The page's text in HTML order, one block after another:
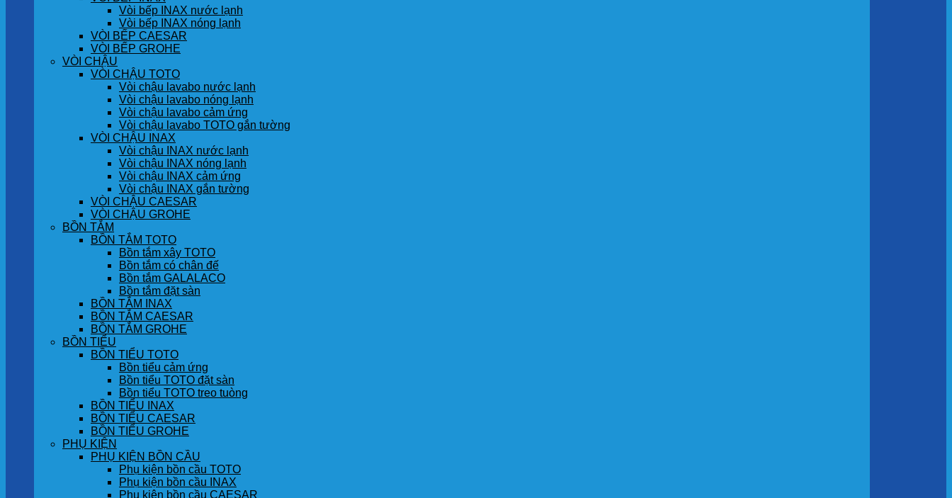
Vòi bếp INAX nước lạnh
Vòi bếp INAX nóng lạnh
VÒI BẾP CAESAR
VÒI BẾP GROHE
VÒI CHẬU
VÒI CHẬU TOTO
Vòi chậu lavabo nước lạnh
Vòi chậu lavabo nóng lạnh
Vòi chậu lavabo cảm ứng
Vòi chậu lavabo TOTO gắn tường
VÒI CHẬU INAX
Vòi chậu INAX nước lạnh
Vòi chậu INAX nóng lạnh
Vòi chậu INAX cảm ứng
Vòi chậu INAX gắn tường
VÒI CHẬU CAESAR
VÒI CHẬU GROHE
BỒN TẮM
BỒN TẮM TOTO
Bồn tắm xây TOTO
Bồn tắm có chân đế
Bồn tắm GALALACO
Bồn tắm đặt sàn
BỒN TẮM INAX
BỒN TẮM CAESAR
BỒN TẮM GROHE
BỒN TIỂU
BỒN TIỂU TOTO
Bồn tiểu cảm ứng
Bồn tiểu TOTO đặt sàn
Bồn tiểu TOTO treo tuòng
BỒN TIỂU INAX
BỒN TIỂU CAESAR
BỒN TIỂU GROHE
PHỤ KIỆN
PHỤ KIỆN BỒN CẦU
Phụ kiện bồn cầu TOTO
Phụ kiện bồn cầu INAX
Phụ kiện bồn cầu CAESAR